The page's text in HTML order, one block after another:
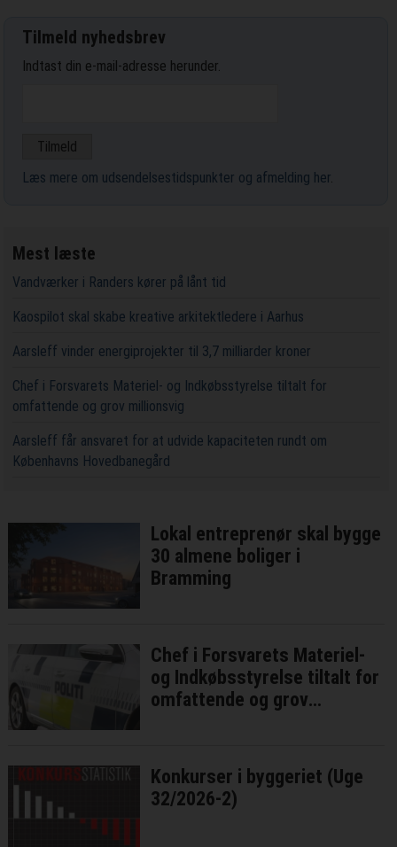
Tilmeld nyhedsbrev
Indtast din e-mail-adresse herunder.
Læs mere om udsendelsestidspunkter og afmelding her.
Mest læste
Vandværker i Randers kører på lånt tid
Kaospilot skal skabe kreative arkitektledere i Aarhus
Aarsleff vinder energiprojekter til 3,7 milliarder kroner
Chef i Forsvarets Materiel- og Indkøbsstyrelse tiltalt for
omfattende og grov millionsvig
Aarsleff får ansvaret for at udvide kapaciteten rundt om
Københavns Hovedbanegård
Lokal entreprenør skal bygge
30 almene boliger i
Bramming
Chef i Forsvarets Materiel-
og Indkøbsstyrelse tiltalt for
omfattende og grov
Konkurser i byggeriet (Uge
32/2026-2)